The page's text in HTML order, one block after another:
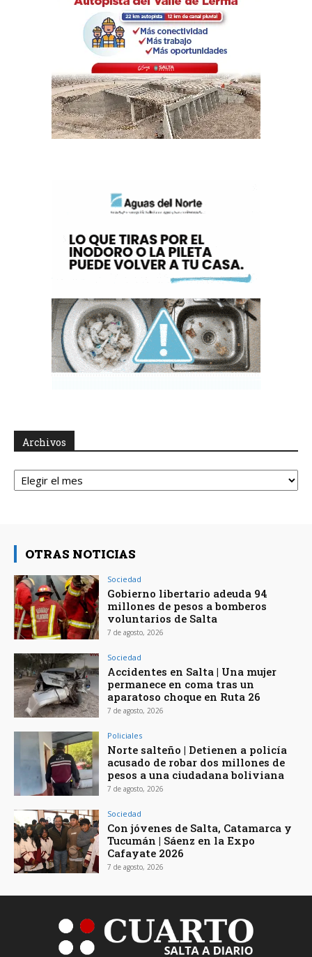
Archivos
Archivos
OTRAS NOTICIAS
Sociedad
Gobierno libertario adeuda 94
millones de pesos a bomberos
voluntarios de Salta
7 de agosto, 2026
Sociedad
Accidentes en Salta | Una mujer
permanece en coma tras un
aparatoso choque en Ruta 26
7 de agosto, 2026
Policiales
Norte salteño | Detienen a policía
acusado de robar dos millones de
pesos a una ciudadana boliviana
7 de agosto, 2026
Sociedad
Con jóvenes de Salta, Catamarca y
Tucumán | Sáenz en la Expo
Cafayate 2026
7 de agosto, 2026